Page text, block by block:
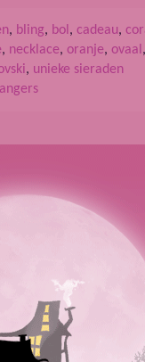
, bling, bol, cadeau,
, necklace, oranje, ovaal
, unieke sieraden